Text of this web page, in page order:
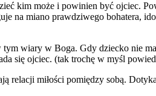
kim może i powinien być ojciec.
na miano prawdziwego bohatera,
wiary w Boga. Gdy dziecko nie
się ojciec. (tak trochę w myśl
relacji miłości pomiędzy sobą.